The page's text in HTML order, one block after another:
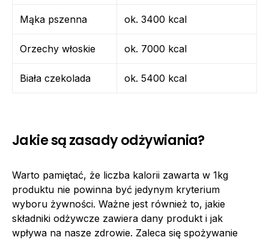
Mąka pszenna ok. 3400 kcal
Orzechy włoskie ok. 7000 kcal
Biała czekolada ok. 5400 kcal
Jakie są zasady odżywiania?
Warto pamiętać, że liczba kalorii zawarta w 1kg
produktu nie powinna być jedynym kryterium
wyboru żywności. Ważne jest również to, jakie
składniki odżywcze zawiera dany produkt i jak
wpływa na nasze zdrowie. Zaleca się spożywanie